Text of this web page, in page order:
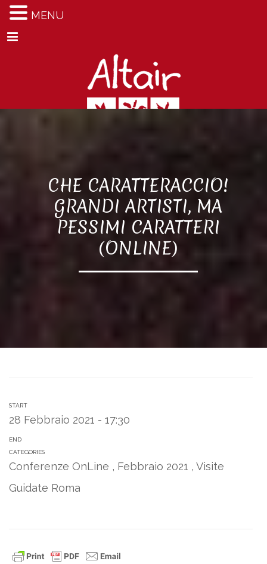
Menu
CHE CARATTERACCIO!
GRANDI ARTISTI, MA
PESSIMI CARATTERI
(ONLINE)
START
28 Febbraio 2021 - 17:30
END
CATEGORIES
Conferenze OnLine , Febbraio 2021 , Visite
Guidate Roma
MENU